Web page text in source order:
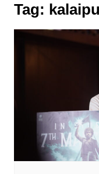
Tag: